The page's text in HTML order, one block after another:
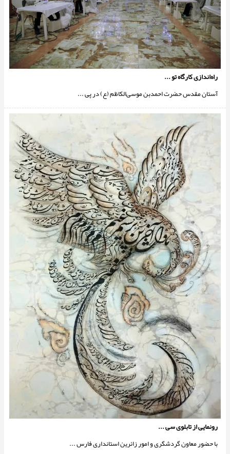
راه‌اندازی کارگاه تو ...
آستان مقدس حضرت احمدبن موسی‌الکاظم (ع) در پی ...
رونمایی از تابلوی سی ...
با حضور معاون گردشگری و امور زائرین استانداری فارس ...